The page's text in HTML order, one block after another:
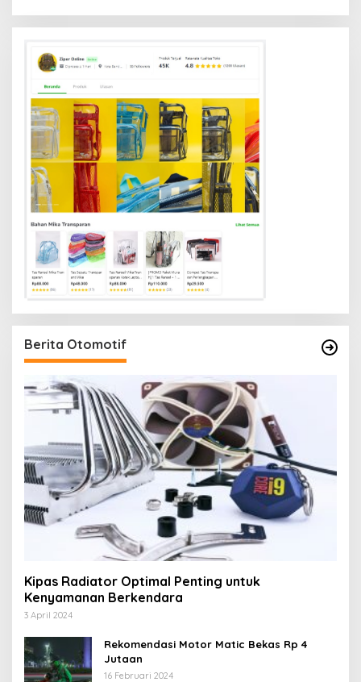
Berita Otomotif
Kipas Radiator Optimal Penting untuk
Kenyamanan Berkendara
3 April 2024
Rekomendasi Motor Matic Bekas Rp 4
Jutaan
16 Februari 2024